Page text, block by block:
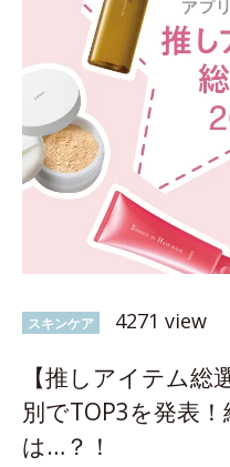
スキンケア 4271 view
【推しアイテム
別でTOP3を発表
は…？！